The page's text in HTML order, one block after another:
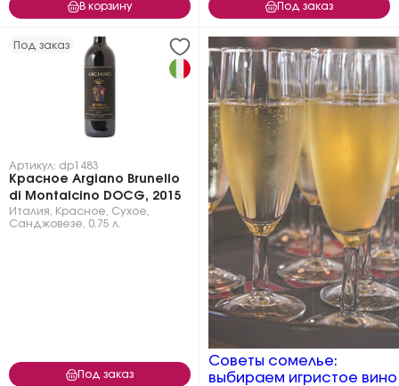
В корзину Под заказ
Под заказ
Артикул: dp1483
Красное Argiano Brunello
di Montalcino DOCG, 2015
Италия Красное Сухое
Санджовезе
0.75 л.
Под заказ
Советы сомелье:
выбираем игристое вино